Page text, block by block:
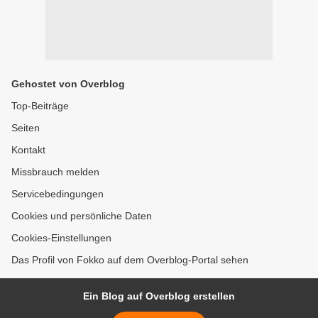
Gehostet von Overblog
Top-Beiträge
Seiten
Kontakt
Missbrauch melden
Servicebedingungen
Cookies und persönliche Daten
Cookies-Einstellungen
Das Profil von Fokko auf dem Overblog-Portal sehen
Ein Blog auf Overblog erstellen